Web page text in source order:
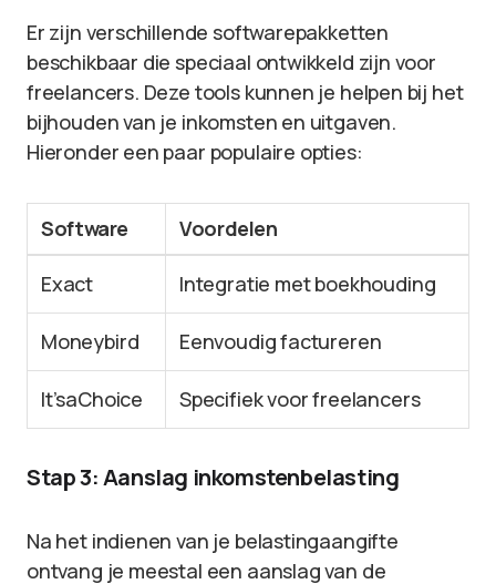
Er zijn verschillende softwarepakketten
beschikbaar die speciaal ontwikkeld zijn voor
freelancers. Deze tools kunnen je helpen bij het
bijhouden van je inkomsten en uitgaven.
Hieronder een paar populaire opties:
Software Voordelen
Exact Integratie met boekhouding
Moneybird Eenvoudig factureren
It’saChoice Specifiek voor freelancers
Stap 3: Aanslag inkomstenbelasting
Na het indienen van je belastingaangifte
ontvang je meestal een aanslag van de